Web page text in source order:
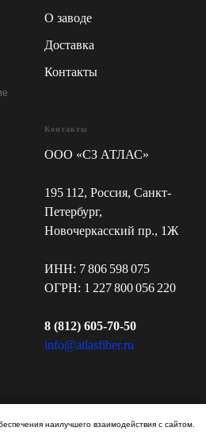
О заводе
Доставка
Контакты
Контакты
ООО «СЗ АТЛАС»
195 112, Россия, Санкт-
Петербург,
Новочеркасский пр., 1Ж
ИНН: 7 806 598 075
ОГРН: 1 227 800 056 220
8 (812) 605-70-50
info@atlasfiber.ru
наилучшего взаимодействия с сайтом.